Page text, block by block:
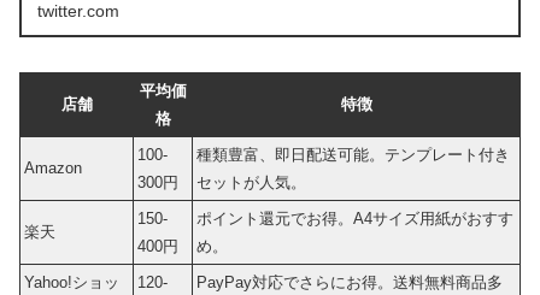
twitter.com
店舗
平均価
格
特徴
Amazon
100-
300円
種類豊富、即日配送可能。テンプレート付き
セットが人気。
楽天
150-
400円
ポイント還元でお得。A4サイズ用紙がおすす
め。
Yahoo!ショッ
120-
PayPay対応でさらにお得。送料無料商品多